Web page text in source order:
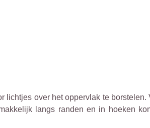
over het oppervlak te
langs randen en in hoeken